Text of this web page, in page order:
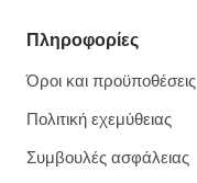
Πληροφορίες
Όροι και προϋποθέσεις
Πολιτική εχεμύθειας
Συμβουλές ασφάλειας